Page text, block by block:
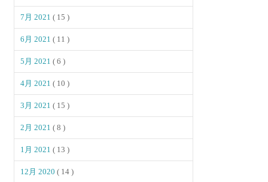
7月 2021( 15 )
6月 2021( 11 )
5月 2021( 6 )
4月 2021( 10 )
3月 2021( 15 )
2月 2021( 8 )
1月 2021( 13 )
12月 2020( 14 )